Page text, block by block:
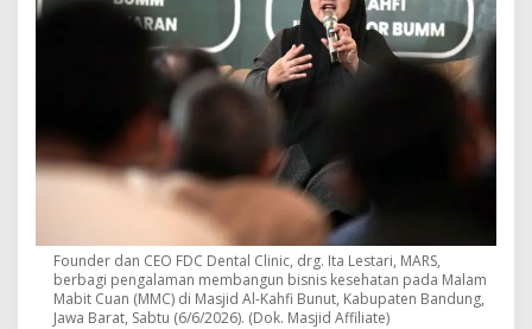
Founder dan CEO FDC Dental Clinic, drg. Ita Lestari, MARS,
berbagi pengalaman membangun bisnis kesehatan pada Malam
Mabit Cuan (MMC) di Masjid Al-Kahfi Bunut, Kabupaten Bandung,
Jawa Barat, Sabtu (6/6/2026). (Dok. Masjid Affiliate)